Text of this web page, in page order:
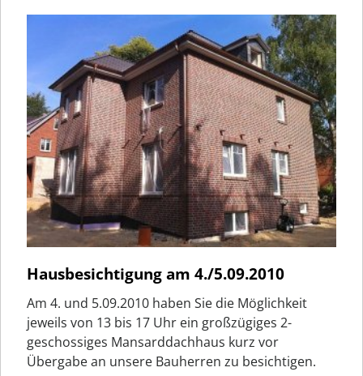
Hausbesichtigung am 4./5.09.2010
Am 4. und 5.09.2010 haben Sie die Möglichkeit
jeweils von 13 bis 17 Uhr ein großzügiges 2-
geschossiges Mansarddachhaus kurz vor
Übergabe an unsere Bauherren zu besichtigen.